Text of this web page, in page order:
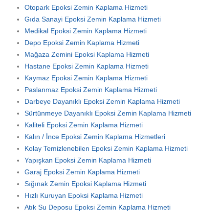
Otopark Epoksi Zemin Kaplama Hizmeti
Gıda Sanayi Epoksi Zemin Kaplama Hizmeti
Medikal Epoksi Zemin Kaplama Hizmeti
Depo Epoksi Zemin Kaplama Hizmeti
Mağaza Zemini Epoksi Kaplama Hizmeti
Hastane Epoksi Zemin Kaplama Hizmeti
Kaymaz Epoksi Zemin Kaplama Hizmeti
Paslanmaz Epoksi Zemin Kaplama Hizmeti
Darbeye Dayanıklı Epoksi Zemin Kaplama Hizmeti
Sürtünmeye Dayanıklı Epoksi Zemin Kaplama Hizmeti
Kaliteli Epoksi Zemin Kaplama Hizmeti
Kalın / İnce Epoksi Zemin Kaplama Hizmetleri
Kolay Temizlenebilen Epoksi Zemin Kaplama Hizmeti
Yapışkan Epoksi Zemin Kaplama Hizmeti
Garaj Epoksi Zemin Kaplama Hizmeti
Sığınak Zemin Epoksi Kaplama Hizmeti
Hızlı Kuruyan Epoksi Kaplama Hizmeti
Atık Su Deposu Epoksi Zemin Kaplama Hizmeti